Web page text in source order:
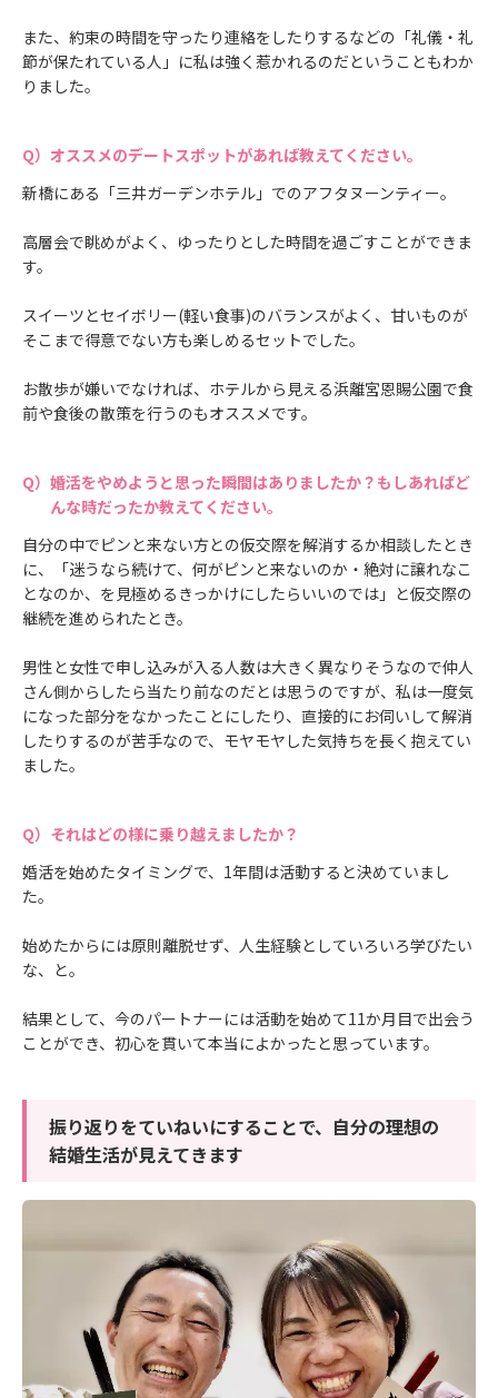
また、約束の時間を守ったり連絡をしたりするなどの「礼儀・礼
節が保たれている人」に私は強く惹かれるのだということもわか
りました。
オススメのデートスポットがあれば教えてください。
新橋にある「三井ガーデンホテル」でのアフタヌーンティー。
高層会で眺めがよく、ゆったりとした時間を過ごすことができま
す。
スイーツとセイボリー(軽い食事)のバランスがよく、甘いものが
そこまで得意でない方も楽しめるセットでした。
お散歩が嫌いでなければ、ホテルから見える浜離宮恩賜公園で食
前や食後の散策を行うのもオススメです。
婚活をやめようと思った瞬間はありましたか？もしあればど
んな時だったか教えてください。
自分の中でピンと来ない方との仮交際を解消するか相談したとき
に、「迷うなら続けて、何がピンと来ないのか・絶対に譲れなこ
となのか、を見極めるきっかけにしたらいいのでは」と仮交際の
継続を進められたとき。
男性と女性で申し込みが入る人数は大きく異なりそうなので仲人
さん側からしたら当たり前なのだとは思うのですが、私は一度気
になった部分をなかったことにしたり、直接的にお伺いして解消
したりするのが苦手なので、モヤモヤした気持ちを長く抱えてい
ました。
それはどの様に乗り越えましたか？
婚活を始めたタイミングで、1年間は活動すると決めていまし
た。
始めたからには原則離脱せず、人生経験としていろいろ学びたい
な、と。
結果として、今のパートナーには活動を始めて11か月目で出会う
ことができ、初心を貫いて本当によかったと思っています。
振り返りをていねいにすることで、自分の理想の
結婚生活が見えてきます